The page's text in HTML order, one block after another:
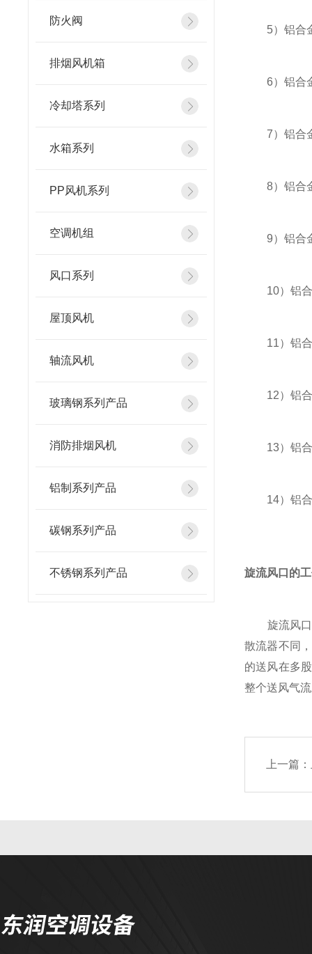
防火阀
排烟风机箱
冷却塔系列
水箱系列
PP风机系列
空调机组
风口系列
屋顶风机
轴流风机
玻璃钢系列产品
消防排烟风机
铝制系列产品
碳钢系列产品
不锈钢系列产品
5）铝合
6）铝合金
7）铝合
8）铝合金
9）铝合金
10）铝合
11）铝合
12）铝合
13）铝合
14）铝合
旋流风口的
旋流风口工
散流器不同
的送风在多
整个送风气
上一篇：